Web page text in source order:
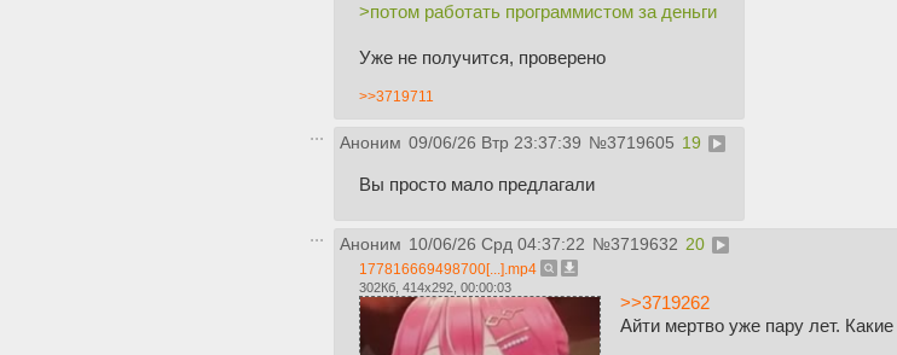
>потом работать программистом за деньги
Уже не получится, проверено
>>3719711
Аноним 09/06/26 Втр 23:37:39 №3719605 19
Вы просто мало предлагали
Аноним 10/06/26 Срд 04:37:22 №3719632 20
177816669498700[...].mp4
302Кб, 414x292, 00:00:03
>>3719262
Айти мертво уже пару лет.